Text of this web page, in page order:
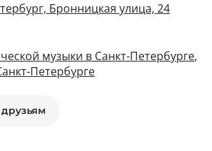
Бронницкая улица, 24
музыки в Санкт-Петербурге,
Петербурге
друзьям